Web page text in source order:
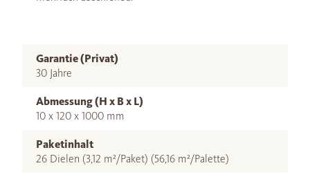
Garantie (Privat)
30 Jahre
Abmessung (H x B x L)
10 x 120 x 1000 mm
Paketinhalt
26 Dielen (3,12 m²/Paket) (56,16 m²/Palette)